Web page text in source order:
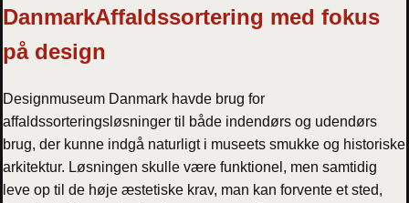
DanmarkAffaldssortering med fokus
på design
Designmuseum Danmark havde brug for
affaldssorteringsløsninger til både indendørs og udendørs
brug, der kunne indgå naturligt i museets smukke og historiske
arkitektur. Løsningen skulle være funktionel, men samtidig
leve op til de høje æstetiske krav, man kan forvente et sted,